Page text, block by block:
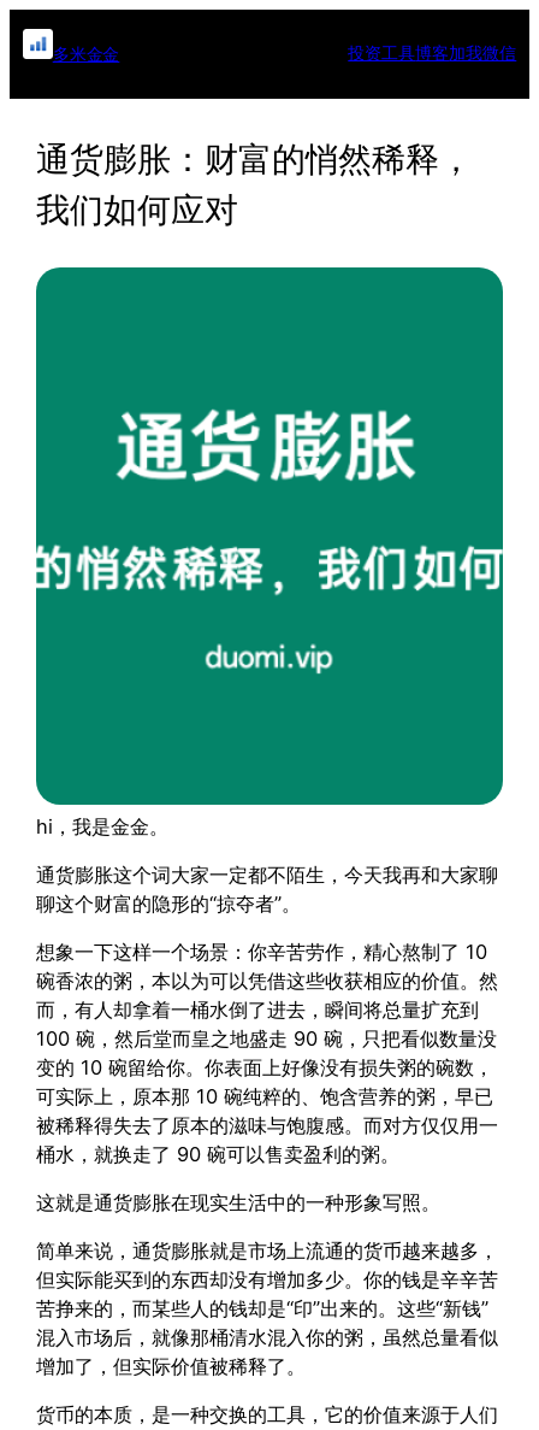
跳
至
多米金金 投资工具博客加我微信
通货膨胀：财富的悄然稀释，
我们如何应对
hi，我是金金。
通货膨胀这个词大家一定都不陌生，今天我再和大家聊
聊这个财富的隐形的“掠夺者”。
想象一下这样一个场景：你辛苦劳作，精心熬制了 10
碗香浓的粥，本以为可以凭借这些收获相应的价值。然
而，有人却拿着一桶水倒了进去，瞬间将总量扩充到
100 碗，然后堂而皇之地盛走 90 碗，只把看似数量没
变的 10 碗留给你。你表面上好像没有损失粥的碗数，
可实际上，原本那 10 碗纯粹的、饱含营养的粥，早已
被稀释得失去了原本的滋味与饱腹感。而对方仅仅用一
桶水，就换走了 90 碗可以售卖盈利的粥。
这就是通货膨胀在现实生活中的一种形象写照。
简单来说，通货膨胀就是市场上流通的货币越来越多，
但实际能买到的东西却没有增加多少。你的钱是辛辛苦
苦挣来的，而某些人的钱却是“印”出来的。这些“新钱”
混入市场后，就像那桶清水混入你的粥，虽然总量看似
增加了，但实际价值被稀释了。
货币的本质，是一种交换的工具，它的价值来源于人们